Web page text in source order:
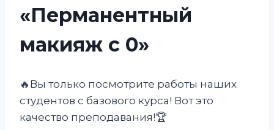
«Перманентный
макияж с 0»
🔥Вы только посмотрите работы наших
студентов с базового курса! Вот это
качество преподавания!🏆